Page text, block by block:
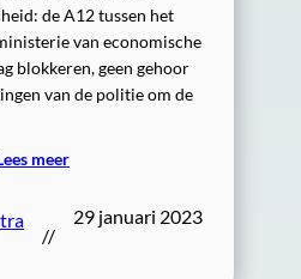
de A12 tussen het
van economische
blokkeren, geen gehoor
van de politie om de
meer
//
29 januari 2023